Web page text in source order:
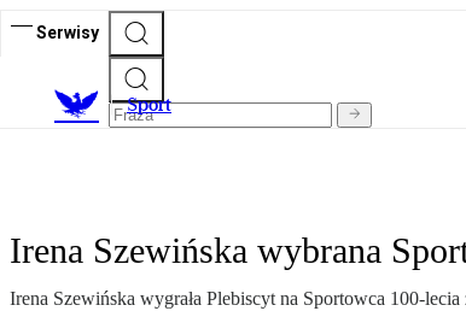
Serwisy
Sport
Irena Szewińska wybrana
Irena Szewińska wygrała Plebiscyt na Sportowca 100-